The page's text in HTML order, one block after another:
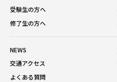
受験生の方へ
修了生の方へ
NEWS
交通アクセス
よくある質問